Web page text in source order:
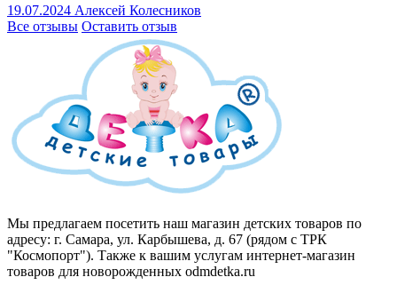
19.07.2024 Алексей Колесников
Все отзывы Оставить отзыв
Мы предлагаем посетить наш магазин детских товаров по
адресу: г. Самара, ул. Карбышева, д. 67 (рядом с ТРК
"Космопорт"). Также к вашим услугам интернет-магазин
товаров для новорожденных odmdetka.ru